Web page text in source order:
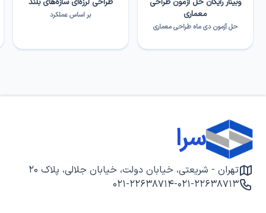
وبینار رایگان حل آزمون طراحی
معماری
حل آزمون دی ماه طراحی معماری
طراحی لرزه‌ای سازه‌های بلند
بر اساس عملکرد
سرا
تهران - شریعتی، خیابان دولت، خیابان جلالی، پلاک ۲۰
۰۲۱-۲۲۶۳۸۷۱۳-۰۲۱-۲۲۶۳۸۷۱۴